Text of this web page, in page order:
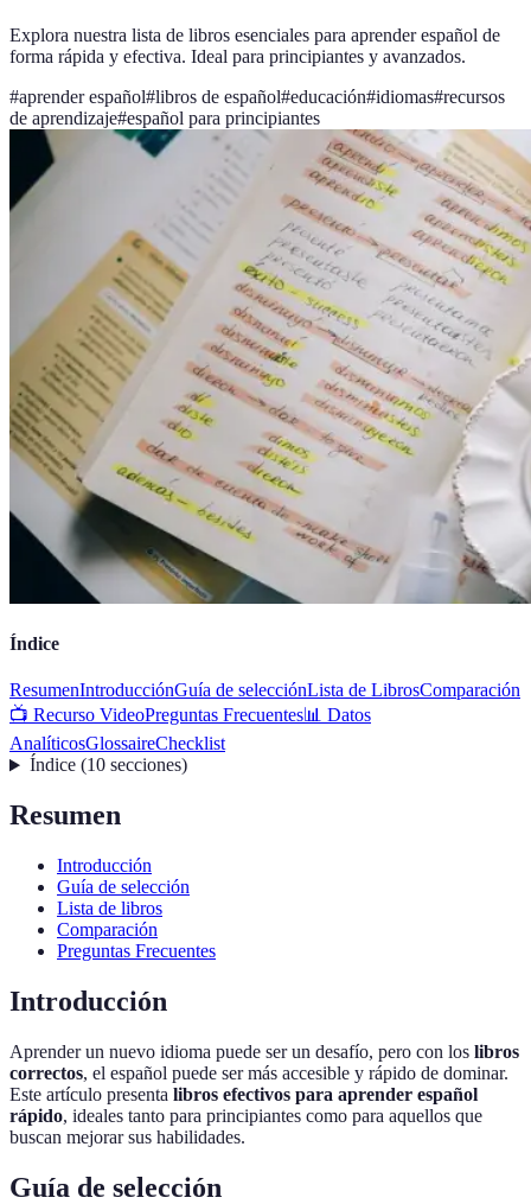
Explora nuestra lista de libros esenciales para aprender español de
forma rápida y efectiva. Ideal para principiantes y avanzados.
#aprender español#libros de español#educación#idiomas#recursos
de aprendizaje#español para principiantes
Índice
ResumenIntroducciónGuía de selecciónLista de LibrosComparación
📺 Recurso VideoPreguntas Frecuentes📊 Datos
AnalíticosGlossaireChecklist
Índice(10 secciones)
Resumen
Introducción
Guía de selección
Lista de libros
Comparación
Preguntas Frecuentes
Introducción
Aprender un nuevo idioma puede ser un desafío, pero con los libros
correctos, el español puede ser más accesible y rápido de dominar.
Este artículo presenta libros efectivos para aprender español
rápido, ideales tanto para principiantes como para aquellos que
buscan mejorar sus habilidades.
Guía de selección